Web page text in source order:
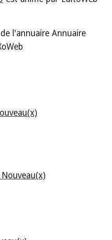
l'annuaire Annuaire